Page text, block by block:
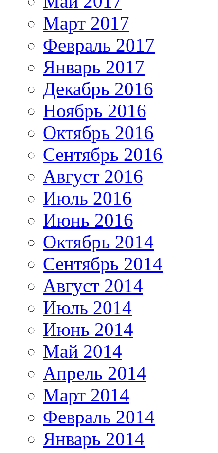
Март 2017
Февраль 2017
Январь 2017
Декабрь 2016
Ноябрь 2016
Октябрь 2016
Сентябрь 2016
Август 2016
Июль 2016
Июнь 2016
Октябрь 2014
Сентябрь 2014
Август 2014
Июль 2014
Июнь 2014
Май 2014
Апрель 2014
Март 2014
Февраль 2014
Январь 2014